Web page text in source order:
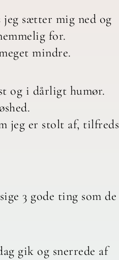
sætter mig ned og
for.
mindre.
og i dårligt humør.
jeg er stolt af, tilfreds
3 gode ting som de
gik og snerrede af